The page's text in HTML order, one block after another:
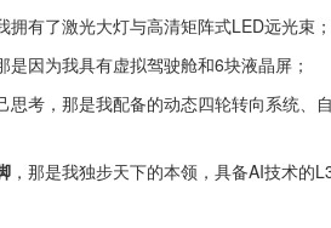
拥有了激光大灯与高清矩阵式LED远光束；
是因为我具有虚拟驾驶舱和6块液晶屏；
思考，那是我配备的动态四轮转向系统
，那是我独步天下的本领，具备AI技术的